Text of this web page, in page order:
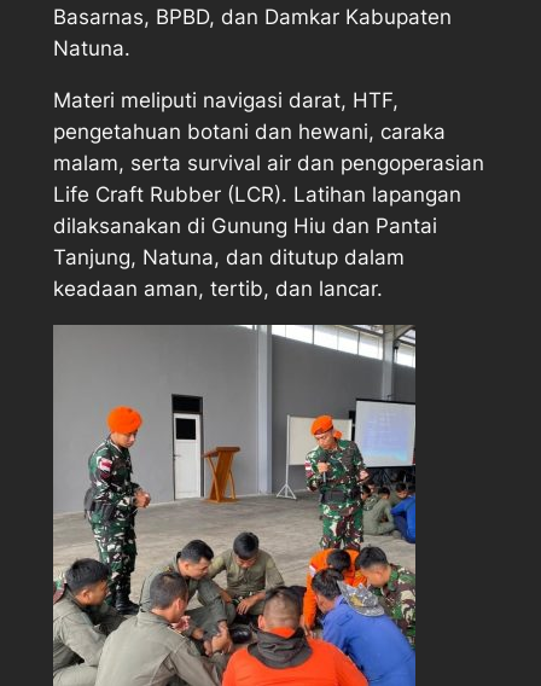
Basarnas, BPBD, dan Damkar Kabupaten
Natuna.
Materi meliputi navigasi darat, HTF,
pengetahuan botani dan hewani, caraka
malam, serta survival air dan pengoperasian
Life Craft Rubber (LCR). Latihan lapangan
dilaksanakan di Gunung Hiu dan Pantai
Tanjung, Natuna, dan ditutup dalam
keadaan aman, tertib, dan lancar.